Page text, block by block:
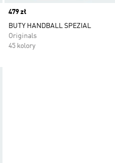
Price
479 zł
BUTY HANDBALL SPEZIAL
Originals
45 kolory